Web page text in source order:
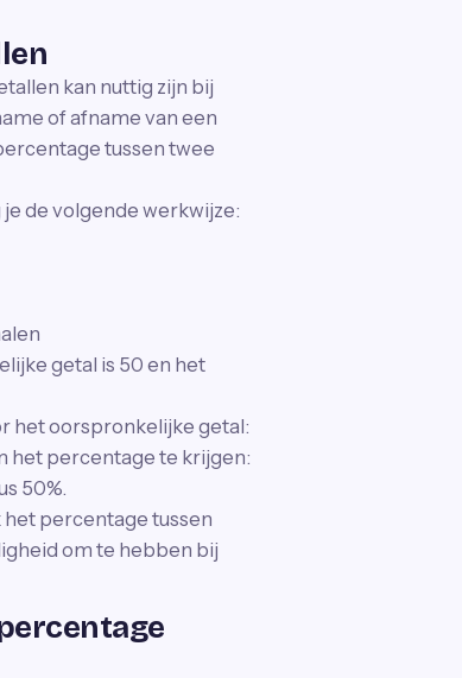
kan nuttig zijn bij
of afname van een
tussen twee
de volgende werkwijze:
getal is 50 en het
het oorspronkelijke getal:
het percentage te krijgen:
50%.
percentage tussen
om te hebben bij